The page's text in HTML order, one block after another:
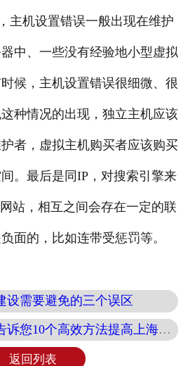
机设置错误一般出现在维护
中、一些没有经验地小型虚拟
候，主机设置错误很细微、很
种情况的出现，独立主机应该
者，虚拟主机购买者应该购买
。最后是同IP，对搜索引擎来
站，相互之间会存在一定的联
面的，比如连带受惩罚等。
设需要避免的三个误区
您10个高效方法提高上海网站流量
返回列表